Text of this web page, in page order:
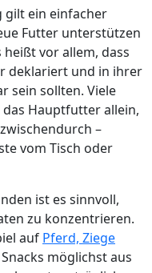
gilt ein einfacher
Futter unterstützen
vor allem, dass
deklariert und in ihrer
sein sollten. Viele
Hauptfutter allein,
–
vom Tisch oder
ist es sinnvoll,
zu konzentrieren.
auf Pferd, Ziege
möglichst aus